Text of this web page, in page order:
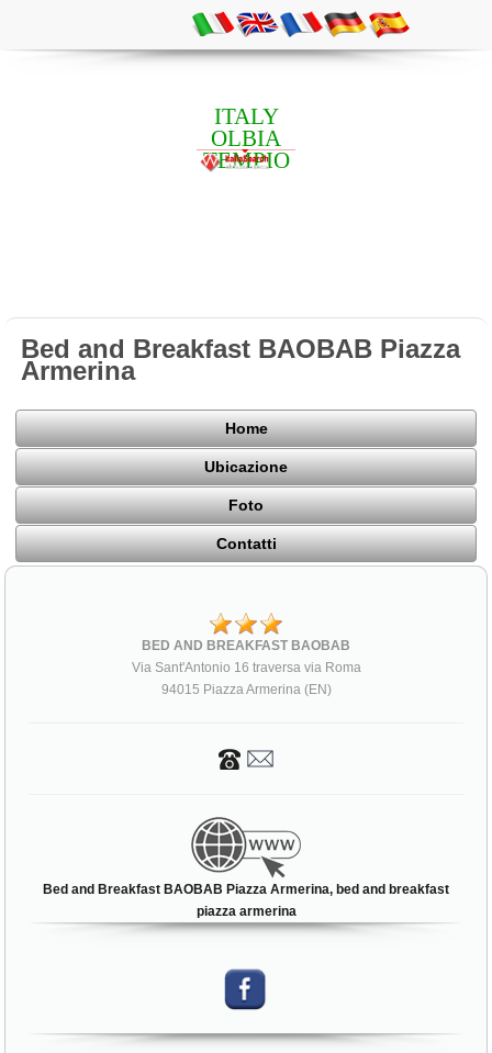
ITALY
OLBIA
TEMPIO
Bed and Breakfast BAOBAB Piazza
Armerina
Home
Ubicazione
Foto
Contatti
BED AND BREAKFAST BAOBAB
Via Sant'Antonio 16 traversa via Roma
94015 Piazza Armerina (EN)
Bed and Breakfast BAOBAB Piazza Armerina, bed and breakfast
piazza armerina